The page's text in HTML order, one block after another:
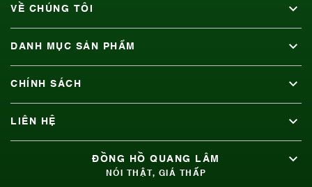
VỀ CHÚNG TÔI
DANH MỤC SẢN PHẨM
CHÍNH SÁCH
LIÊN HỆ
ĐỒNG HỒ QUANG LÂM
NÓI THẬT, GIÁ THẤP